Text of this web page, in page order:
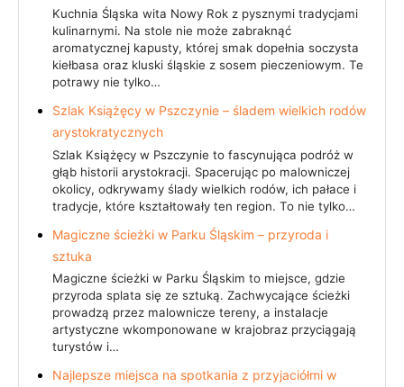
Kuchnia Śląska wita Nowy Rok z pysznymi tradycjami
kulinarnymi. Na stole nie może zabraknąć
aromatycznej kapusty, której smak dopełnia soczysta
kiełbasa oraz kluski śląskie z sosem pieczeniowym. Te
potrawy nie tylko…
Szlak Książęcy w Pszczynie – śladem wielkich rodów
arystokratycznych
Szlak Książęcy w Pszczynie to fascynująca podróż w
głąb historii arystokracji. Spacerując po malowniczej
okolicy, odkrywamy ślady wielkich rodów, ich pałace i
tradycje, które kształtowały ten region. To nie tylko…
Magiczne ścieżki w Parku Śląskim – przyroda i
sztuka
Magiczne ścieżki w Parku Śląskim to miejsce, gdzie
przyroda splata się ze sztuką. Zachwycające ścieżki
prowadzą przez malownicze tereny, a instalacje
artystyczne wkomponowane w krajobraz przyciągają
turystów i…
Najlepsze miejsca na spotkania z przyjaciółmi w